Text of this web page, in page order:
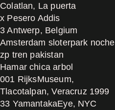
Colatlan, La puerta
x Pesero Addis
3 Antwerp, Belgium
Amsterdam sloterpark noche
zp tren pakistan
Hamar chica arbol
001 RijksMuseum,
Tlacotalpan, Veracruz 1999
33 YamantakaEye, NYC